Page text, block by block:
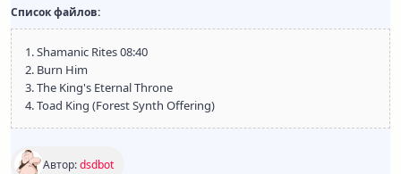
Список файлов:
1. Shamanic Rites 08:40
2. Burn Him
3. The King's Eternal Throne
4. Toad King (Forest Synth Offering)
Автор:dsdbot